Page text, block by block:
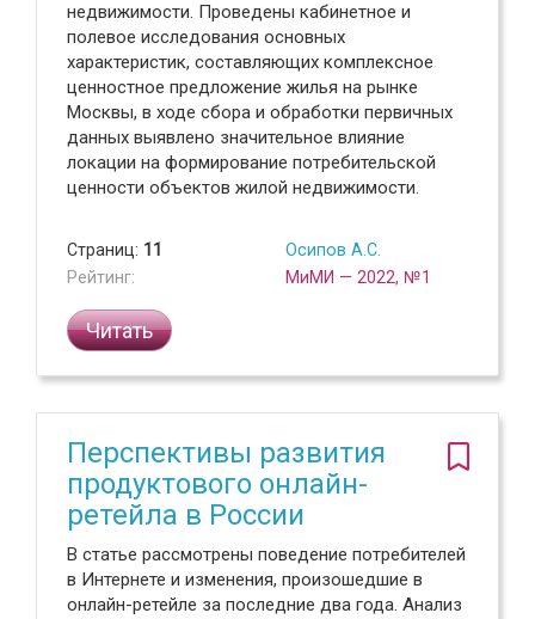
недвижимости. Проведены кабинетное и
полевое исследования основных
характеристик, составляющих комплексное
ценностное предложение жилья на рынке
Москвы, в ходе сбора и обработки первичных
данных выявлено значительное влияние
локации на формирование потребительской
ценности объектов жилой недвижимости.
Страниц: 11
Рейтинг:
Осипов А.С.
МиМИ — 2022, №1
Читать
Перспективы развития
продуктового онлайн-
ретейла в России
В статье рассмотрены поведение потребителей
в Интернете и изменения, произошедшие в
онлайн-ретейле за последние два года. Анализ